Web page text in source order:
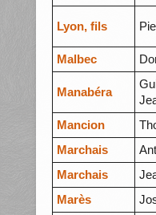
Lyon, fils
Malbec
Manabéra
Mancion
Marchais
Marchais
Marès